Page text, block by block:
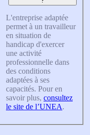
L'entreprise adaptée
permet à un travailleur
en situation de
handicap d'exercer
une activité
professionnelle dans
des conditions
adaptées à ses
capacités. Pour en
savoir plus, consultez
le site de l’UNEA.